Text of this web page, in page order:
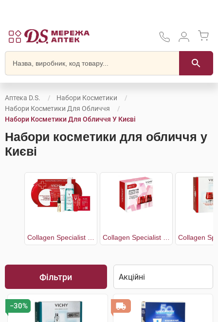
Аптека D.S.
Набори Косметики
Набори Косметики Для Обличчя
Набори Косметики Для Обличчя У Києві
Набори косметики для обличчя у
Києві
Фільтри
−30%